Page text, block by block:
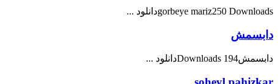
gorbeye mariz250 Downloadsدانلود ...
دابسمش
دابسمش194 Downloadsدانلود ...